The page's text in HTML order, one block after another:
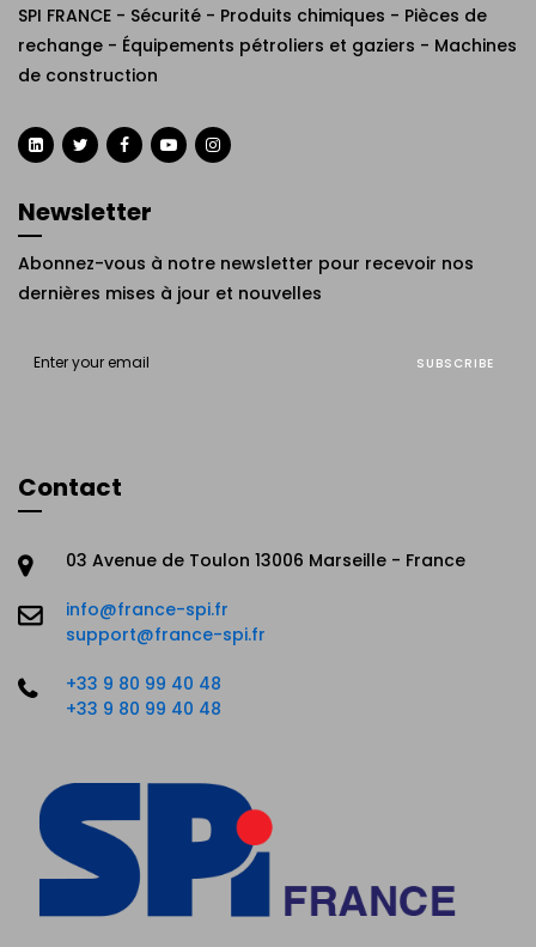
SPI FRANCE - Sécurité - Produits chimiques - Pièces de
rechange - Équipements pétroliers et gaziers - Machines
de construction
Newsletter
Abonnez-vous à notre newsletter pour recevoir nos
dernières mises à jour et nouvelles
SUBSCRIBE
Contact
03 Avenue de Toulon 13006 Marseille - France
info@france-spi.fr
support@france-spi.fr
+33 9 80 99 40 48
+33 9 80 99 40 48